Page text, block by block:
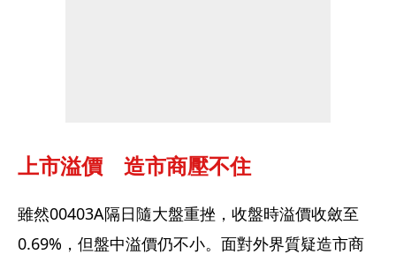
上市溢價　造市商壓不住
雖然00403A隔日隨大盤重挫，收盤時溢價收斂至
0.69%，但盤中溢價仍不小。面對外界質疑造市商